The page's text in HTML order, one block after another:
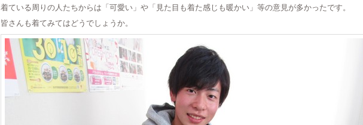
着ている周りの人たちからは「可愛い」や「見た目も着た感じも暖かい」等の意見が多かったです。
皆さんも着てみてはどうでしょうか。